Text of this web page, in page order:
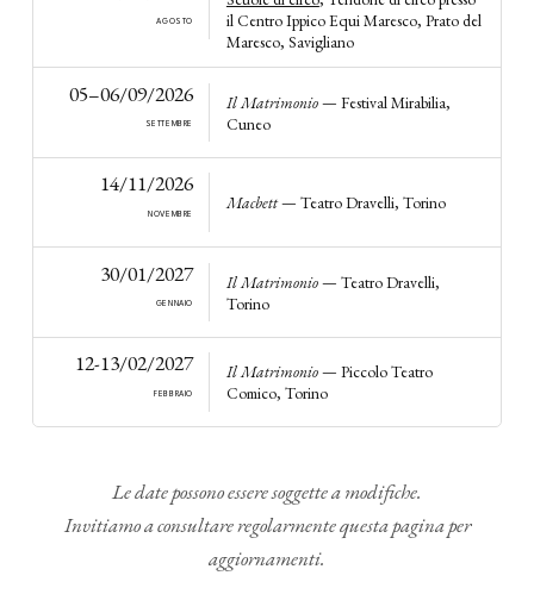
AGOSTO
il Centro Ippico Equi Maresco, Prato del
Maresco, Savigliano
05–06/09/2026
SETTEMBRE
Il Matrimonio— Festival Mirabilia,
Cuneo
14/11/2026
NOVEMBRE
Macbett— Teatro Dravelli, Torino
30/01/2027
GENNAIO
Il Matrimonio— Teatro Dravelli,
Torino
12-13/02/2027
FEBBRAIO
Il Matrimonio— Piccolo Teatro
Comico, Torino
Le date possono essere soggette a modifiche.
Invitiamo a consultare regolarmente questa pagina per
aggiornamenti.